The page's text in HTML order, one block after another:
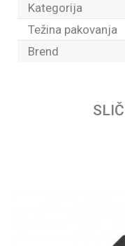
Kategorija
Težina pakovanja
Brend